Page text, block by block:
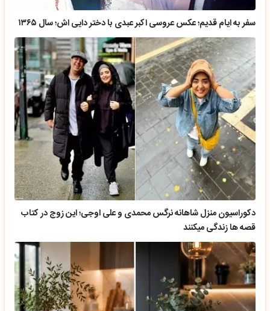
سفر به ایام قدیم؛ عکس عروسی اکبر عبدی با دختر دایی اش؛ سال ۱۳۶۵
دکوراسیون منزل شاهانه نرگس محمدی و علی اوجی؛ این زوج در کتاب
قصه ها زندگی میکنند